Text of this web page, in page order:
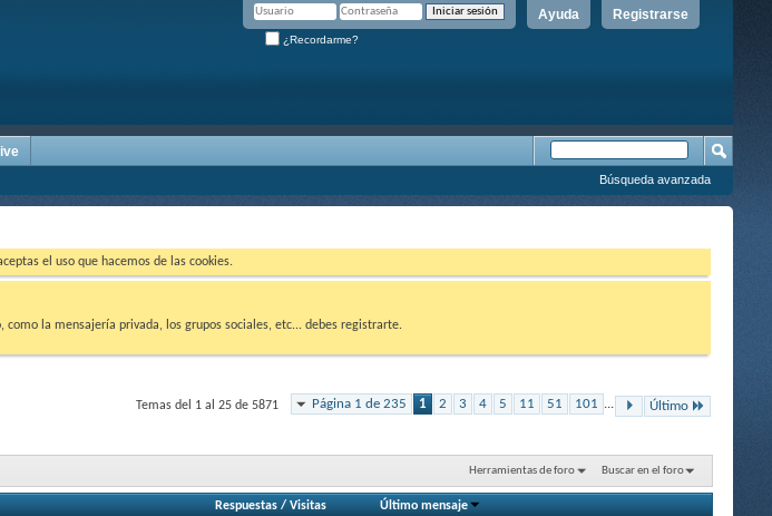
Registrarse
Ayuda
¿Recordarme?
Búsqueda avanzada
el uso que hacemos de las cookies.
la mensajería privada, los grupos sociales, etc... debes registrarte.
Página 1 de 235 1 2 3 4 5 11 51 101 ... Último
Temas del 1 al 25 de 5871
Herramientas de foro Buscar en el foro
Respuestas /Visitas Último mensaje